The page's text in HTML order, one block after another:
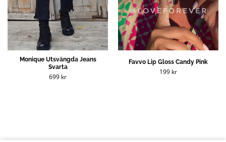
Monique Utsvängda Jeans
Svarta
699 kr
Favvo Lip Gloss Candy Pink
199 kr